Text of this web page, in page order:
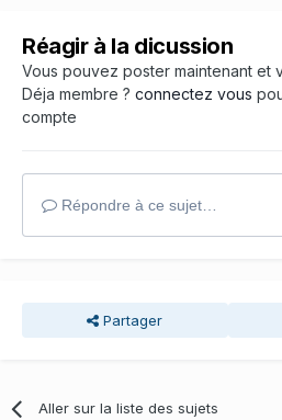
Réagir à la dicussion
Vous pouvez poster maintenant et
Déja membre ? connectez vous
compte
Répondre à ce sujet…
Partager
Aller sur la liste des sujets